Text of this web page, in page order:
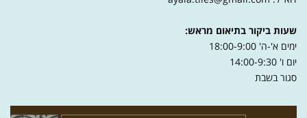
שעות ביקור בתיאום מראש:
ימים א'-ה' 18:00-9:00
יום ו' 14:00-9:30
סגור בשבת